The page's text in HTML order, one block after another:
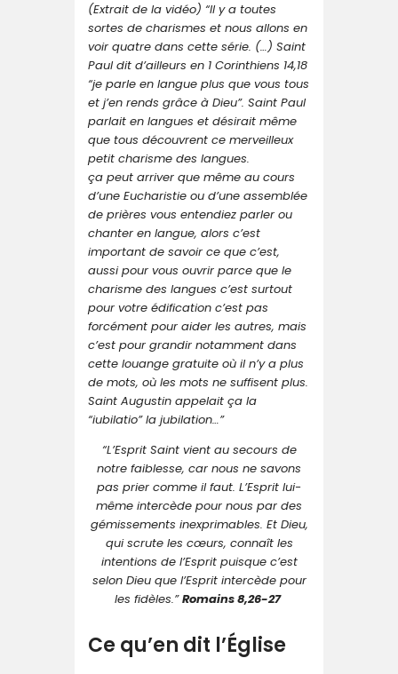
(Extrait de la vidéo) “Il y a toutes
sortes de charismes et nous allons en
voir quatre dans cette série. (…) Saint
Paul dit d’ailleurs en 1 Corinthiens 14,18
“je parle en langue plus que vous tous
et j’en rends grâce à Dieu”. Saint Paul
parlait en langues et désirait même
que tous découvrent ce merveilleux
petit charisme des langues.
ça peut arriver que même au cours
d’une Eucharistie ou d’une assemblée
de prières vous entendiez parler ou
chanter en langue, alors c’est
important de savoir ce que c’est,
aussi pour vous ouvrir parce que le
charisme des langues c’est surtout
pour votre édification c’est pas
forcément pour aider les autres, mais
c’est pour grandir notamment dans
cette louange gratuite où il n’y a plus
de mots, où les mots ne suffisent plus.
Saint Augustin appelait ça la
“iubilatio” la jubilation…”
“L’Esprit Saint vient au secours de
notre faiblesse, car nous ne savons
pas prier comme il faut. L’Esprit lui-
même intercède pour nous par des
gémissements inexprimables. Et Dieu,
qui scrute les cœurs, connaît les
intentions de l’Esprit puisque c’est
selon Dieu que l’Esprit intercède pour
les fidèles.”Romains 8,26-27
Ce qu’en dit l’Église